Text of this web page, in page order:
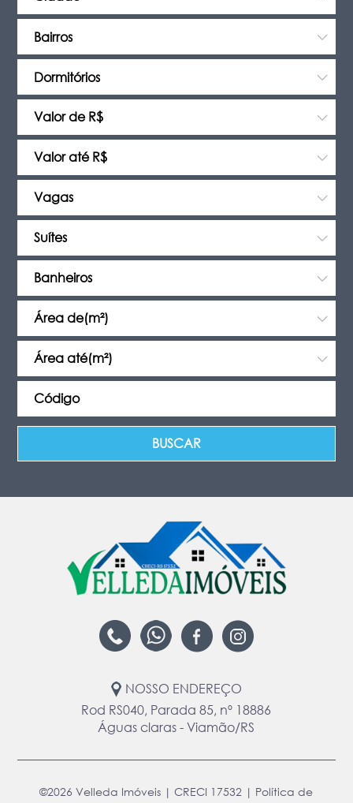
Bairros
Dormitórios
NOSSO ENDEREÇO
Rod RS040, Parada 85, nº 18886
Águas claras - Viamão/RS
©2026 Velleda Imóveis | CRECI 17532 | Política de